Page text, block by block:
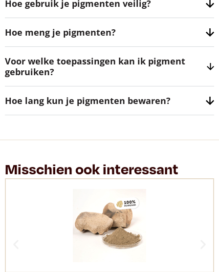
Hoe gebruik je pigmenten veilig?
Hoe meng je pigmenten?
Voor welke toepassingen kan ik pigment
gebruiken?
Hoe lang kun je pigmenten bewaren?
Misschien ook interessant